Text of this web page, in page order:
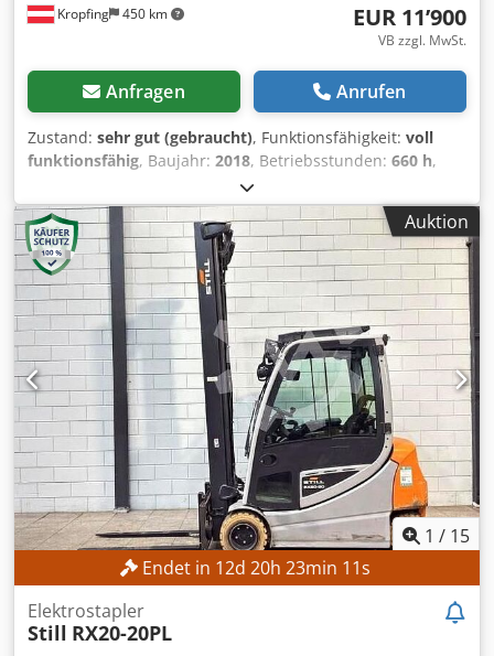
Kropfing 450 km EUR 11’900
VB zzgl. MwSt.
Anfragen Anrufen
Zustand: sehr gut (gebraucht), Funktionsfähigkeit: voll
funktionsfähig, Baujahr: 2018, Betriebsstunden: 660 h,
, Hubhöhe:4’350 mm
Lastschwerpunkt:500 mm, Kraftstofftyp:elektrisch,
Masttyp:Sonstige, Getriebetyp: Automatisch,
Batteriekapazität:805 Ah, Batteriespannung:24 V, Farbe:
Gelb, Ausstattung:CE-Kennzeichnung, Kopfschutz,
Palettengabeln, Scheckheftgepflegt, Seitenschieber, Nur
660 Betriebsstunden Jungheinrich Elektrostapler EFG 113,
Hubhöhe 4000 mm, Gabelzinken 1200x100x35,
Fahrerschutzdach vorhanden, Lastschutzgitter vorhanden,
jedes Service, Bj. 2018 Chedszazmkspfx Adqea
Auktion
1 / 15
Endet in12d20h23min9s
Elektrostapler
Still RX20-20PL